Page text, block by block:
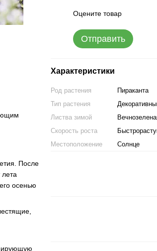
После
осенью
Оцените товар
Отправить
Характеристики
Род растения
Пираканта
Тип растения
Листва зимой
Скорость роста
Местоположение
Солнце